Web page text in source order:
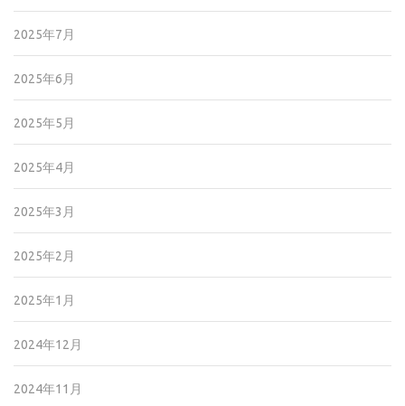
2025年7月
2025年6月
2025年5月
2025年4月
2025年3月
2025年2月
2025年1月
2024年12月
2024年11月